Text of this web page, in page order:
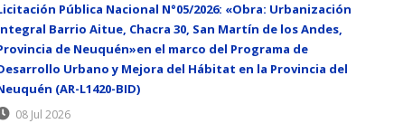
Pública Nacional N°05/2026: «Obra: Urbanización
Barrio Aitue, Chacra 30, San Martín de los Andes,
de Neuquén»en el marco del Programa de
Urbano y Mejora del Hábitat en la Provincia del
(AR-L1420-BID)
08 Jul 2026